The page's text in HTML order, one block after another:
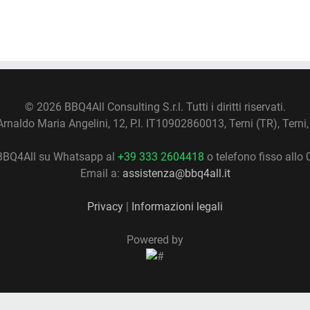
© 2026 BBQ4All Consulting S.r.l. Tutti i diritti riservati.
Maria Angelini, 12, P.I. IT10902860013, Terni (TR),
su Whatsapp al +39 333 2604418 o telefono fisso allo
Email a: assistenza@bbq4all.it
Privacy | Informazioni legali
Powered by